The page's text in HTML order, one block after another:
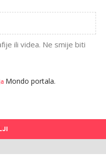
ili videa. Ne smije biti
Mondo portala.